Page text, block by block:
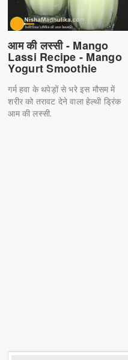
आम की लस्सी - Mango
Lassi Recipe - Mango
Yogurt Smoothie
गर्म हवा के थपेड़ों से भरे इस मौसम में
शरीर को तरावट देने वाला हेल्थी ड्रिंक
आम की लस्सी.